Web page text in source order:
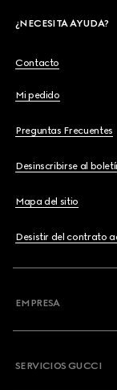
¿NECESITA AYUDA?
Contacto
Mi pedido
Preguntas Frecuentes
Desinscribirse al
Mapa del sitio
Desistir del contrato
EMPRESA
SERVICIOS GUCCI